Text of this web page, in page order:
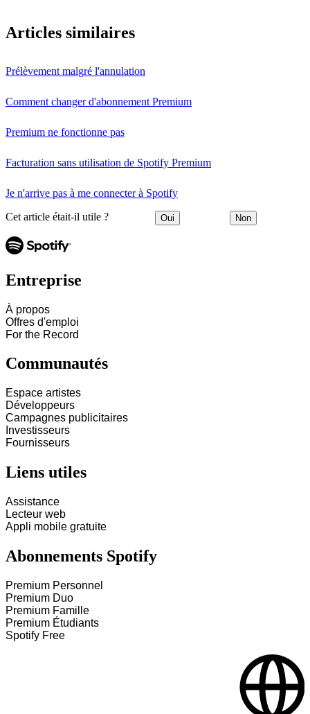
Articles similaires
Prélèvement malgré l'annulation
Comment changer d'abonnement Premium
Premium ne fonctionne pas
Facturation sans utilisation de Spotify Premium
Je n'arrive pas à me connecter à Spotify
Cet article était-il utile ? Oui Non
Entreprise
À propos
Offres d'emploi
For the Record
Communautés
Espace artistes
Développeurs
Campagnes publicitaires
Investisseurs
Fournisseurs
Liens utiles
Assistance
Lecteur web
Appli mobile gratuite
Abonnements Spotify
Premium Personnel
Premium Duo
Premium Famille
Premium Étudiants
Spotify Free